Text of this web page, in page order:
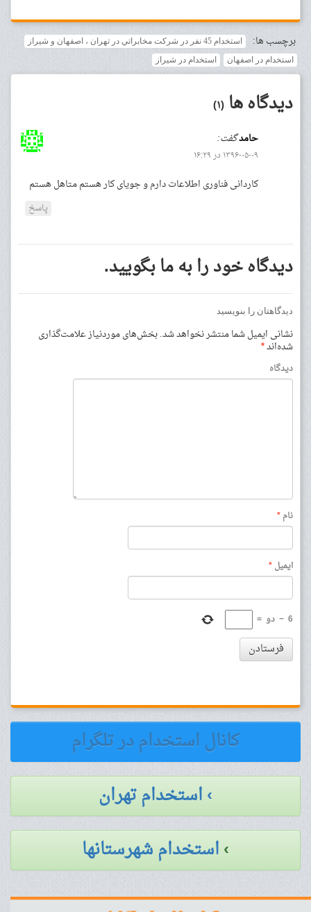
برچسب ها:
استخدام 45 نفر در شركت مخابراتي در تهران ، اصفهان و شيراز
استخدام در اصفهان
استخدام در شیراز
دیدگاه ها (۱)
حامدگفت:
۱۳۹۶-۰۵-۰۹ در ۱۶:۲۹
کاردانی فناوری اطلاعات دارم و جویای کار هستم متاهل هستم
پاسخ
دیدگاه خود را به ما بگویید.
دیدگاهتان را بنویسید
نشانی ایمیل شما منتشر نخواهد شد.بخش‌های موردنیاز علامت‌گذاری
شده‌اند*
دیدگاه
نام*
ایمیل*
6
− دو =
فرستادن
کانال استخدام در تلگرام
› استخدام تهران
›استخدام شهرستانها